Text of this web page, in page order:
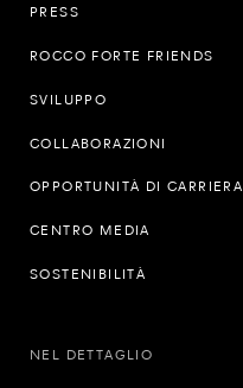
PRESS
ROCCO FORTE FRIENDS
SVILUPPO
COLLABORAZIONI
OPPORTUNITÀ DI CARRIERA
CENTRO MEDIA
SOSTENIBILITÀ
NEL DETTAGLIO